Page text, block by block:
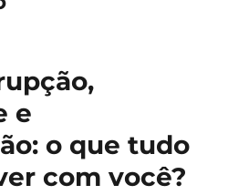
e
o que tudo
com você?